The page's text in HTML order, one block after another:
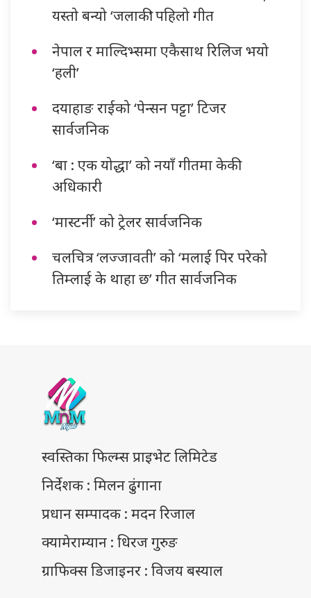
यस्तो बन्यो ‘जलाकी’ पहिलो गीत
नेपाल र माल्दिभ्समा एकैसाथ रिलिज भयो
‘हली’
दयाहाङ राईको ‘पेन्सन पट्टा’ टिजर
सार्वजनिक
‘बा : एक योद्धा’ को नयाँ गीतमा केकी
अधिकारी
‘मास्टर्नी’ को ट्रेलर सार्वजनिक
चलचित्र ‘लज्जावती’ को ‘मलाई पिर परेको
तिम्लाई के थाहा छ’ गीत सार्वजनिक
स्वस्तिका फिल्म्स प्राइभेट लिमिटेड
निर्देशक : मिलन ढुंगाना
प्रधान सम्पादक : मदन रिजाल
क्यामेराम्यान : धिरज गुरुङ
ग्राफिक्स डिजाइनर : विजय बस्याल